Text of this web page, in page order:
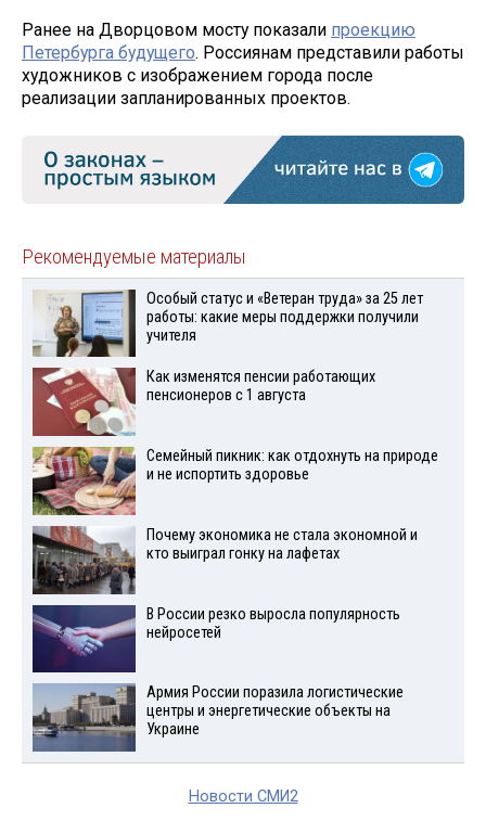
Ранее на Дворцовом мосту показали проекцию
Петербурга будущего. Россиянам представили работы
художников с изображением города после
реализации запланированных проектов.
Рекомендуемые материалы
Особый статус и «Ветеран труда» за 25 лет
работы: какие меры поддержки получили
учителя
Как изменятся пенсии работающих
пенсионеров с 1 августа
Семейный пикник: как отдохнуть на природе
и не испортить здоровье
Почему экономика не стала экономной и
кто выиграл гонку на лафетах
В России резко выросла популярность
нейросетей
Армия России поразила логистические
центры и энергетические объекты на
Украине
Новости СМИ2